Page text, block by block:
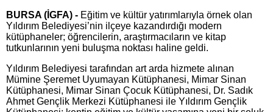
BURSA (İGFA) - Eğitim ve kültür yatırımlarıyla örnek olan
Yıldırım Belediyesi’nin ilçeye kazandırdığı modern
kütüphaneler; öğrencilerin, araştırmacıların ve kitap
tutkunlarının yeni buluşma noktası haline geldi.
Yıldırım Belediyesi tarafından art arda hizmete alınan
Mümine Şeremet Uyumayan Kütüphanesi, Mimar Sinan
Kütüphanesi, Mimar Sinan Çocuk Kütüphanesi, Dr. Sadık
Ahmet Gençlik Merkezi Kütüphanesi ile Yıldırım Gençlik